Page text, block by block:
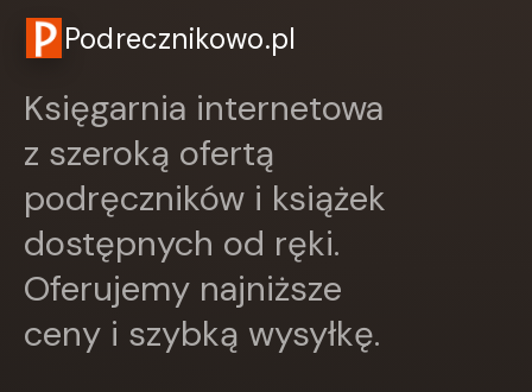
FENIX
Filia
GALAKTYKA
GRUPA IMAGE
HARMONIA
Harperkids
Jaguar
Kangur
Podrecznikowo.pl
Księgarnia internetowa
z szeroką ofertą
podręczników i książek
dostępnych od ręki.
Oferujemy najniższe
ceny i szybką wysyłkę.